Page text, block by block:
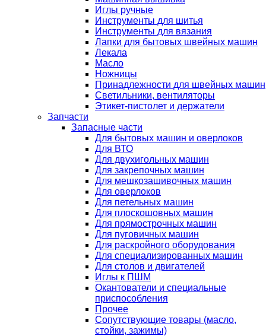
Иглы ручные
Инструменты для шитья
Инструменты для вязания
Лапки для бытовых швейных машин
Лекала
Масло
Ножницы
Принадлежности для швейных машин
Светильники, вентиляторы
Этикет-пистолет и держатели
Запчасти
Запасные части
Для бытовых машин и оверлоков
Для ВТО
Для двухигольных машин
Для закрепочных машин
Для мешкозашивочных машин
Для оверлоков
Для петельных машин
Для плоскошовных машин
Для прямострочных машин
Для пуговичных машин
Для раскройного оборудования
Для специализированных машин
Для столов и двигателей
Иглы к ПШМ
Окантователи и специальные
приспособления
Прочее
Сопутствующие товары (масло,
стойки, зажимы)